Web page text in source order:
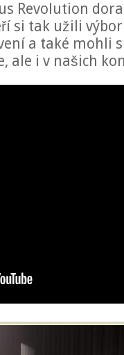
Revolution
si tak užili
a také mohli
ale i v našich